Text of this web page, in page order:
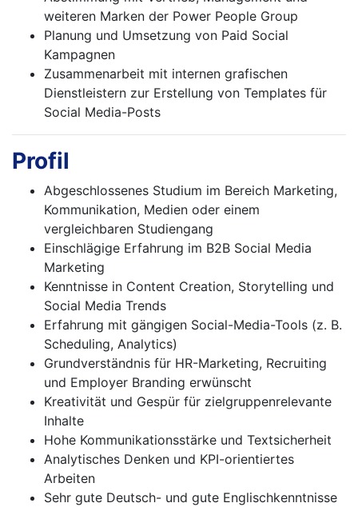
weiteren Marken der Power People Group
Planung und Umsetzung von Paid Social
Kampagnen
Zusammenarbeit mit internen grafischen
Dienstleistern zur Erstellung von Templates für
Social Media-Posts
Profil
Abgeschlossenes Studium im Bereich Marketing,
Kommunikation, Medien oder einem
vergleichbaren Studiengang
Einschlägige Erfahrung im B2B Social Media
Marketing
Kenntnisse in Content Creation, Storytelling und
Social Media Trends
Erfahrung mit gängigen Social-Media-Tools (z. B.
Scheduling, Analytics)
Grundverständnis für HR-Marketing, Recruiting
und Employer Branding erwünscht
Kreativität und Gespür für zielgruppenrelevante
Inhalte
Hohe Kommunikationsstärke und Textsicherheit
Analytisches Denken und KPI-orientiertes
Arbeiten
Sehr gute Deutsch- und gute Englischkenntnisse